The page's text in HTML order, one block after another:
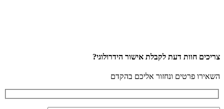
צריכים חוות דעת לקבלת אישור הידרולוגי?
השאירו פרטים ונחזור אליכם בהקדם